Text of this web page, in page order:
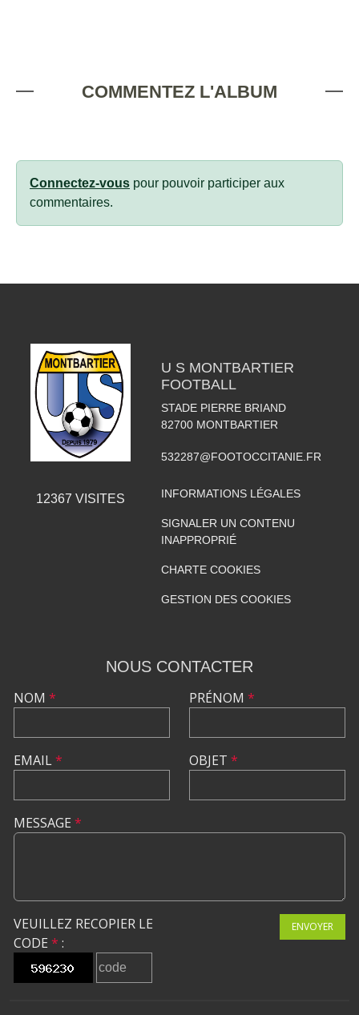
COMMENTEZ L'ALBUM
Connectez-vous pour pouvoir participer aux
commentaires.
12367 VISITES
U S MONTBARTIER
FOOTBALL
STADE PIERRE BRIAND
82700 MONTBARTIER
532287@FOOTOCCITANIE.FR
INFORMATIONS LÉGALES
SIGNALER UN CONTENU
INAPPROPRIÉ
CHARTE COOKIES
GESTION DES COOKIES
NOUS CONTACTER
NOM *
EMAIL*
PRÉNOM *
OBJET *
MESSAGE *
VEUILLEZ RECOPIER LE
CODE * :
ENVOYER